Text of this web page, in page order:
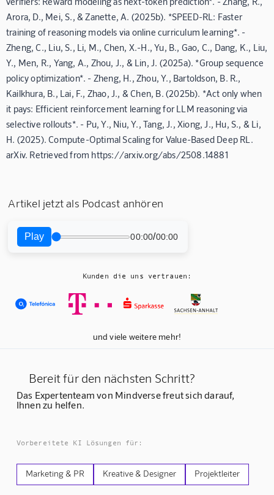
Artikel jetzt als Podcast anhören
Play 00:00/00:00
Kunden die uns vertrauen:
und viele weitere mehr!
Bereit für den nächsten Schritt?
Das Expertenteam von Mindverse freut sich darauf,
Ihnen zu helfen.
Vorbereitete KI Lösungen für:
Marketing & PR Kreative & Designer Projektleiter